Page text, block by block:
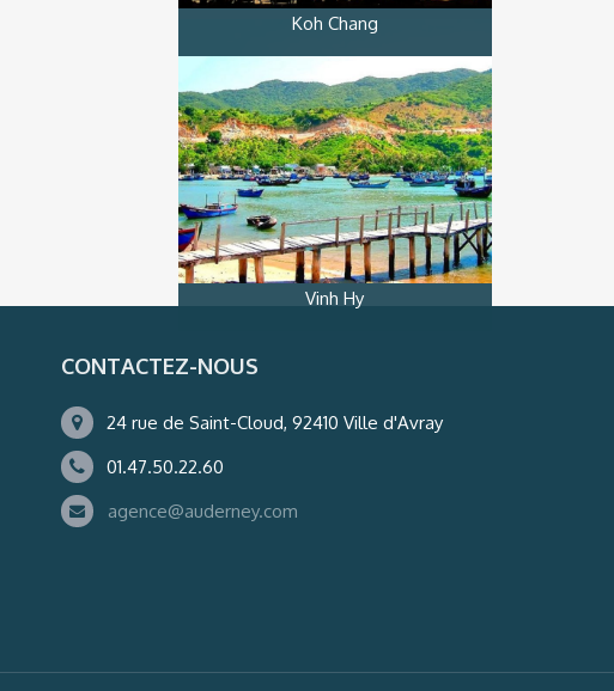
Koh Chang
Vinh Hy
CONTACTEZ-NOUS
24 rue de Saint-Cloud, 92410 Ville d'Avray
01.47.50.22.60
agence@auderney.com